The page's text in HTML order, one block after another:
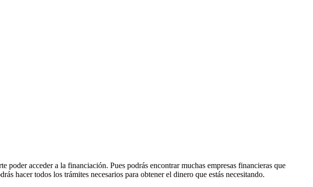
poder acceder a la financiación. Pues podrás encontrar muchas empresas financieras que
hacer todos los trámites necesarios para obtener el dinero que estás necesitando.